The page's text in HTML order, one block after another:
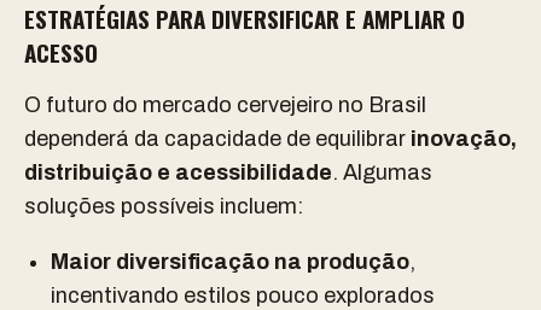
ESTRATÉGIAS PARA DIVERSIFICAR E AMPLIAR O
ACESSO
O futuro do mercado cervejeiro no Brasil
dependerá da capacidade de equilibrar inovação,
distribuição e acessibilidade. Algumas
soluções possíveis incluem:
Maior diversificação na produção,
incentivando estilos pouco explorados